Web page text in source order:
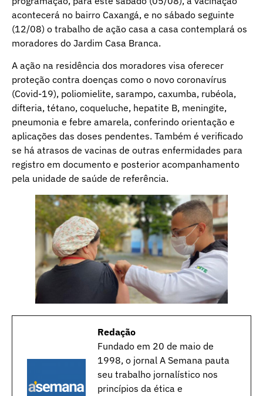
acontecerá no bairro Caxangá, e no sábado seguinte
(12/08) o trabalho de ação casa a casa contemplará os
moradores do Jardim Casa Branca.
A ação na residência dos moradores visa oferecer
proteção contra doenças como o novo coronavírus
(Covid-19), poliomielite, sarampo, caxumba, rubéola,
difteria, tétano, coqueluche, hepatite B, meningite,
pneumonia e febre amarela, conferindo orientação e
aplicações das doses pendentes. Também é verificado
se há atrasos de vacinas de outras enfermidades para
registro em documento e posterior acompanhamento
pela unidade de saúde de referência.
Redação
Fundado em 20 de maio de
1998, o jornal A Semana pauta
seu trabalho jornalístico nos
princípios da ética e